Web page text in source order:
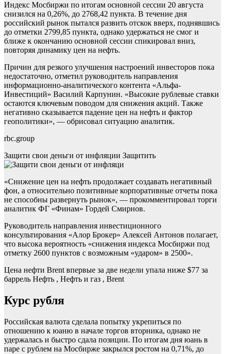
Индекс Мосбиржи по итогам основной сессии 20 августа
снизился на 0,26%, до 2768,42 пункта. В течение дня
российский рынок пытался развить отскок вверх, поднявшись
до отметки 2799,85 пункта, однако удержаться не смог и
ближе к окончанию основной сессии спикировал вниз,
повторяя динамику цен на нефть.
Причин для резкого улучшения настроений инвесторов пока
недостаточно, отметил руководитель направления
информационно-аналитического контента «Альфа-
Инвестиций» Василий Карпунин. «Высокие рублевые ставки
остаются ключевым поводом для снижения акций. Также
негативно сказывается падение цен на нефть и фактор
геополитики», — обрисовал ситуацию аналитик.
rbc.group
Защити свои деньги от инфляции Защитить
«Снижение цен на нефть продолжает создавать негативный
фон, а относительно позитивные корпоративные отчеты пока
не способны развернуть рынок», — прокомментировал торги
аналитик ФГ «Финам» Гордей Смирнов.
Руководитель направления инвестиционного
консультирования «Алор Брокер» Алексей Антонов полагает,
что высока вероятность «снижения индекса Мосбиржи под
отметку 2600 пунктов с возможным «ударом» в 2500».
Цена нефти Brent впервые за две недели упала ниже $77 за
баррель Нефть , Нефть и газ , Brent
Курс рубля
Российская валюта сделала попытку укрепиться по
отношению к юаню в начале торгов вторника, однако не
удержалась и быстро сдала позиции. По итогам дня юань в
паре с рублем на Мосбирже закрылся ростом на 0,71%, до